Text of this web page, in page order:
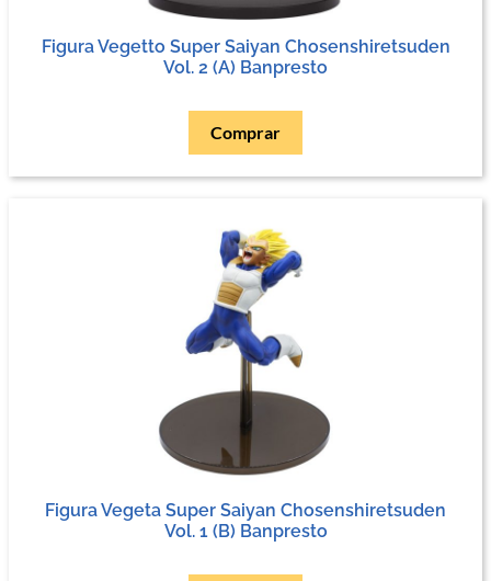
Figura Vegetto Super Saiyan Chosenshiretsuden
Vol. 2 (A) Banpresto
Comprar
Figura Vegeta Super Saiyan Chosenshiretsuden
Vol. 1 (B) Banpresto